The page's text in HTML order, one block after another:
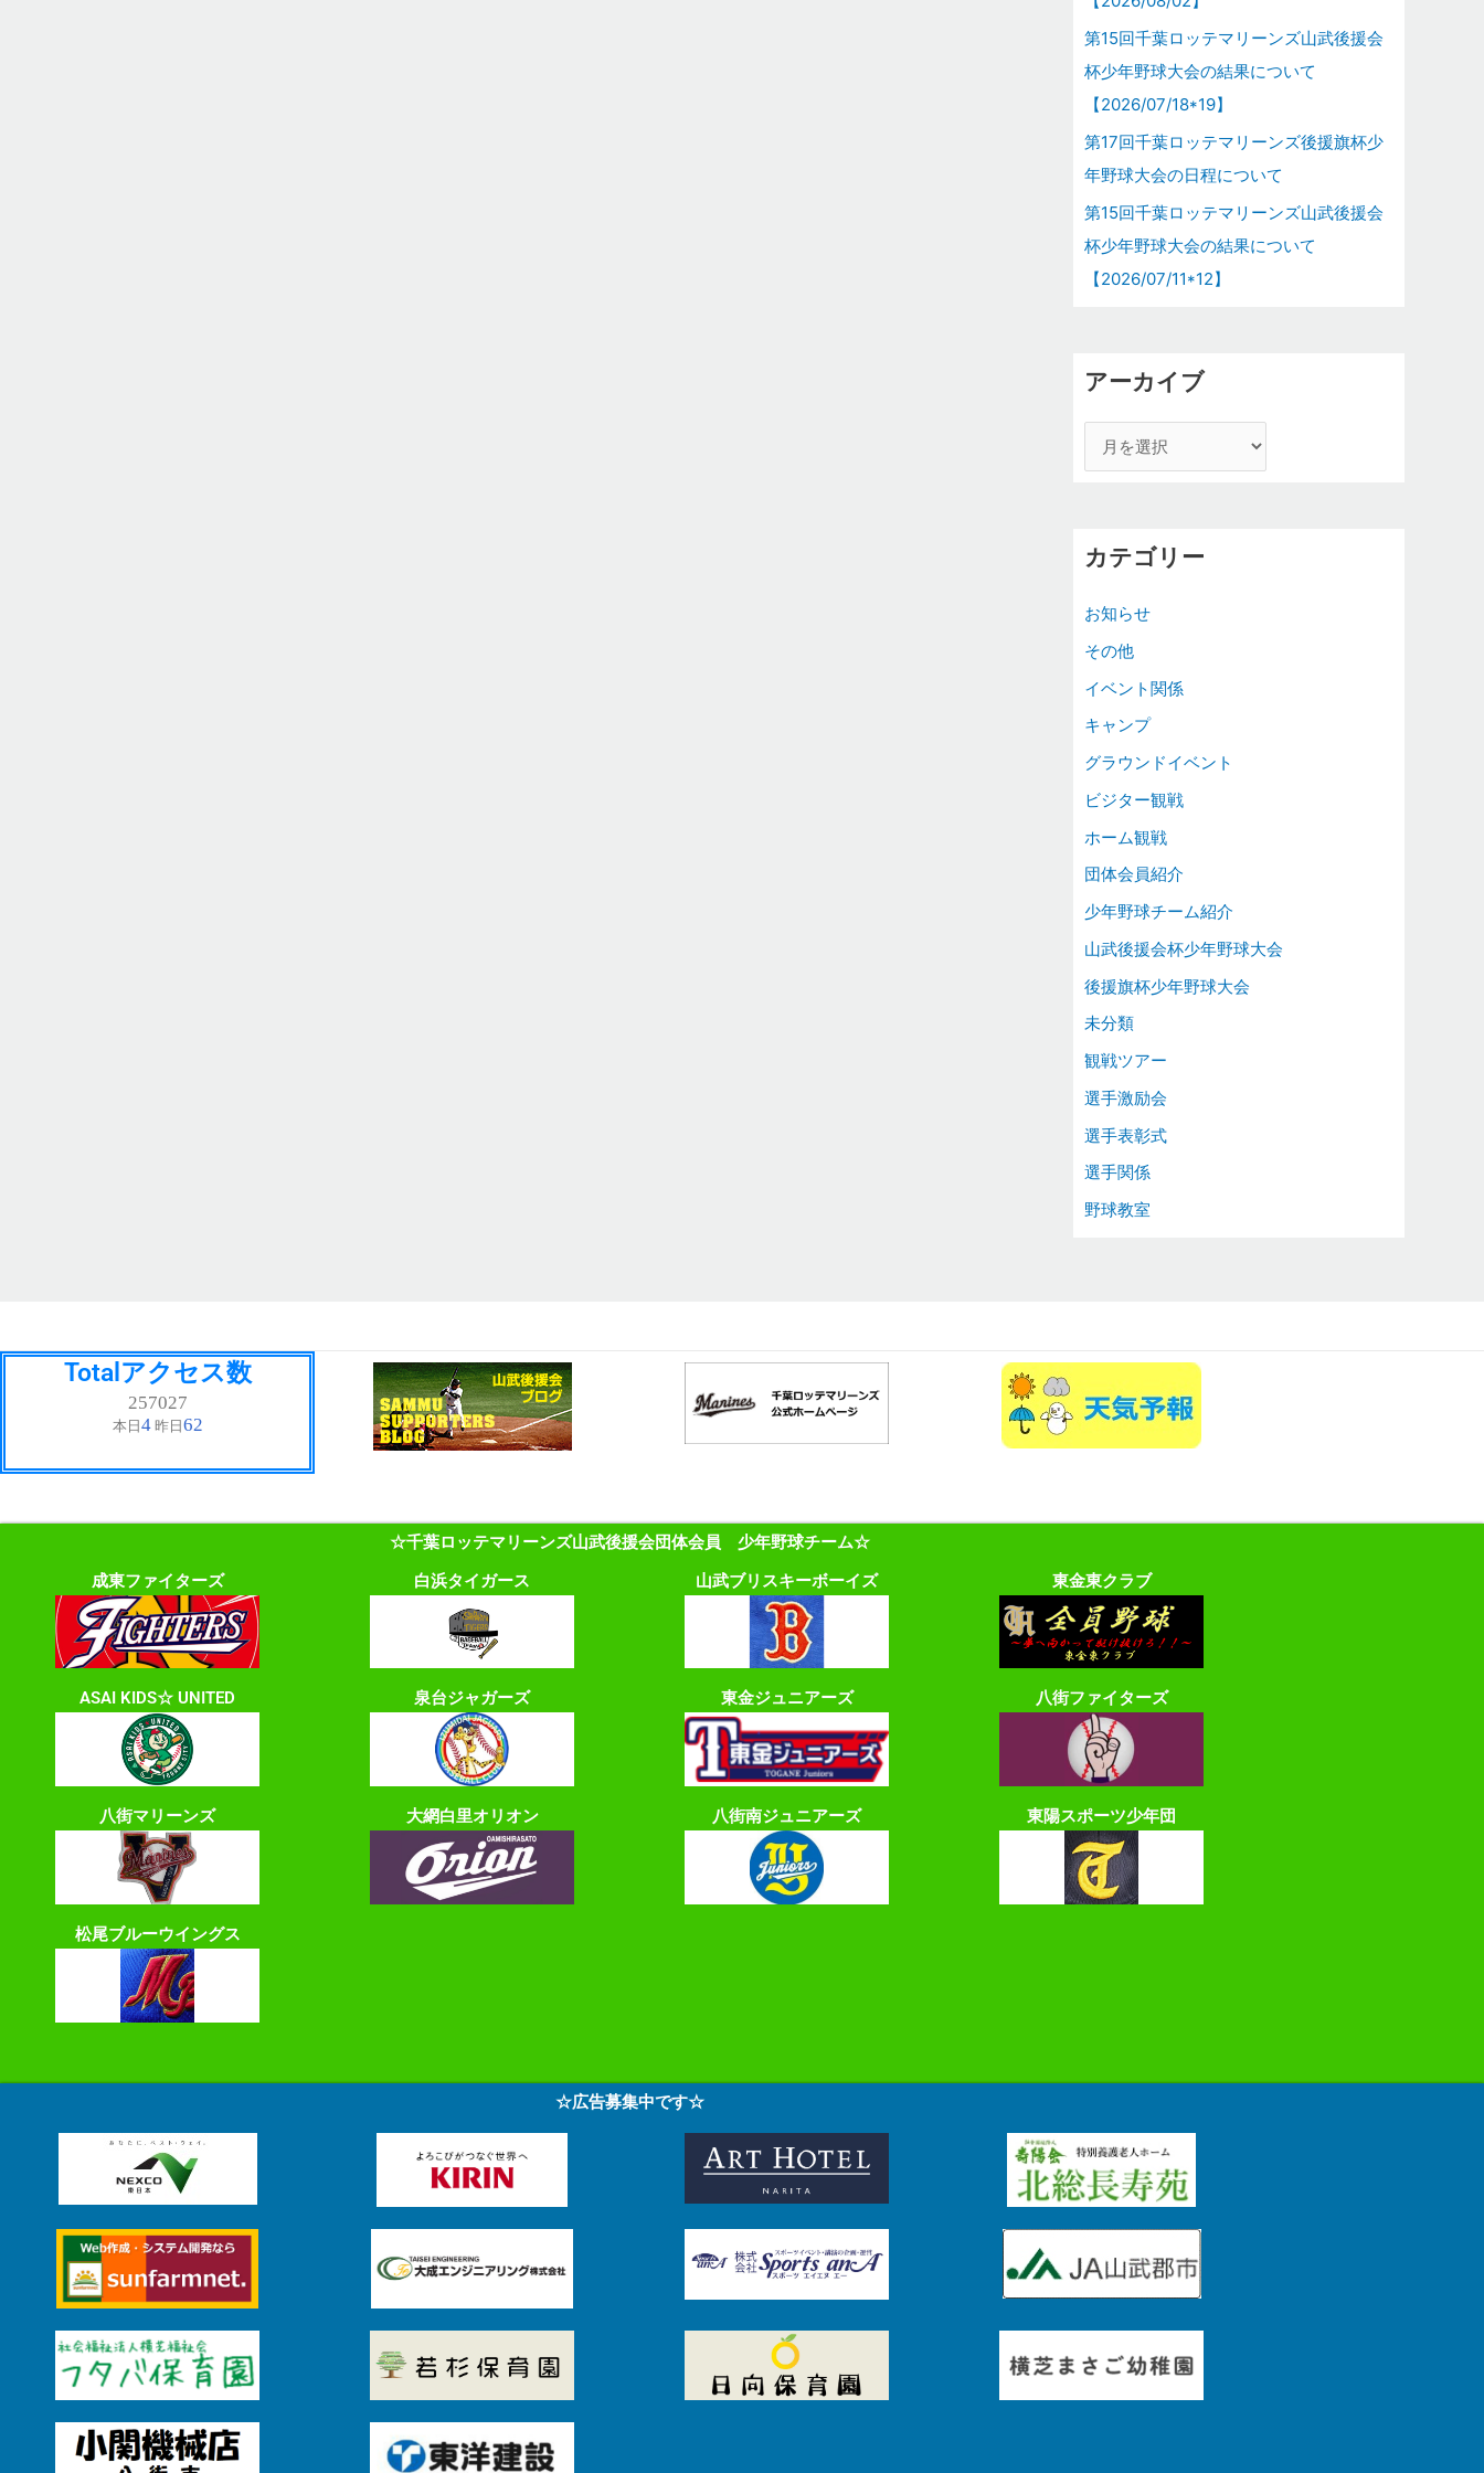
第15回千葉ロッテマリーンズ山武後援会
杯少年野球大会の結果について
【2026/07/18*19】
第17回千葉ロッテマリーンズ後援旗杯少
年野球大会の日程について
第15回千葉ロッテマリーンズ山武後援会
杯少年野球大会の結果について
【2026/07/11*12】
アーカイブ
カテゴリー
お知らせ
その他
イベント関係
キャンプ
グラウンドイベント
ビジター観戦
ホーム観戦
団体会員紹介
少年野球チーム紹介
山武後援会杯少年野球大会
後援旗杯少年野球大会
未分類
観戦ツアー
選手激励会
選手表彰式
選手関係
野球教室
Totalアクセス数
☆千葉ロッテマリーンズ山武後援会団体会員 少年野球チーム☆
成東ファイターズ
白浜タイガース 山武ブリスキーボーイズ 東金東クラブ
ASAI KIDS☆ UNITED 泉台ジャガーズ 東金ジュニアーズ 八街ファイターズ
八街マリーンズ 大網白里オリオン 八街南ジュニアーズ 東陽スポーツ少年団
松尾ブルーウイングス
☆広告募集中です☆